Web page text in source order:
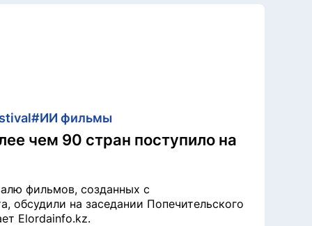
#ИИ фильмы
чем 90 стран поступило на
фильмов, созданных с
обсудили на заседании Попечительского
Elordainfo.kz.